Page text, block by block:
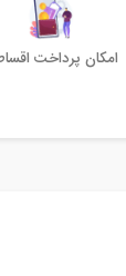
امکان پرداخت